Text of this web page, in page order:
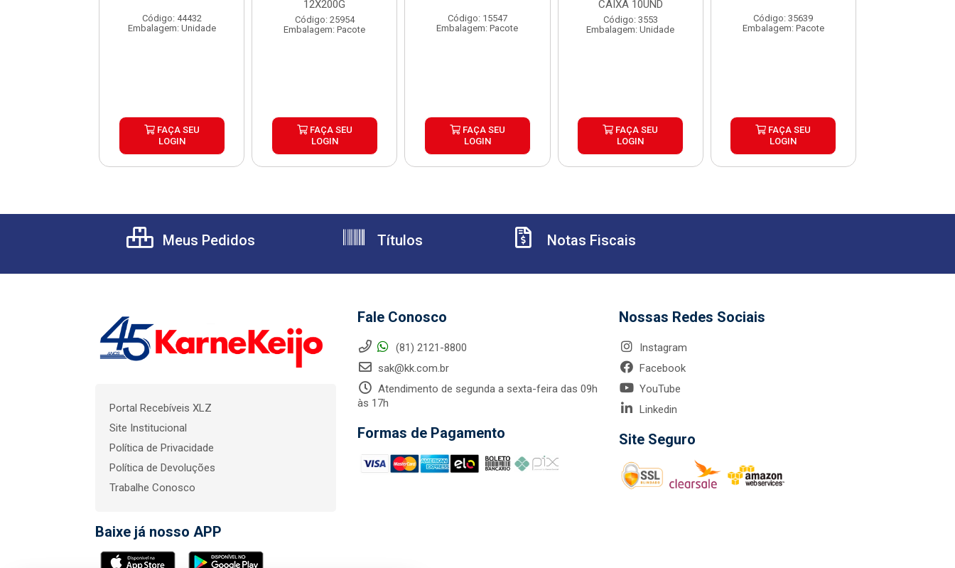
Código: 44432
Embalagem: Unidade
FAÇA SEU
LOGIN
12X200G
Código: 25954
Embalagem: Pacote
FAÇA SEU
LOGIN
Código: 15547
Embalagem: Pacote
FAÇA SEU
LOGIN
CAIXA 10UND
Código: 3553
Embalagem: Unidade
FAÇA SEU
LOGIN
Código: 35639
Embalagem: Pacote
FAÇA SEU
LOGIN
Meus Pedidos Títulos Notas Fiscais
Portal Recebíveis XLZ
Site Institucional
Política de Privacidade
Política de Devoluções
Trabalhe Conosco
Baixe já nosso APP
Fale Conosco
(81) 2121-8800
sak@kk.com.br
Atendimento de segunda a sexta-feira das 09h
às 17h
Formas de Pagamento
Nossas Redes Sociais
Instagram
Facebook
YouTube
Linkedin
Site Seguro